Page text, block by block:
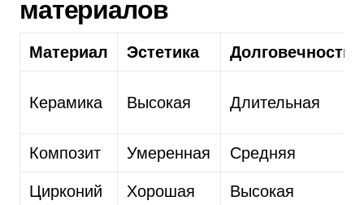
материалов
Материал Эстетика Долговечность
Керамика Высокая Длительная
Композит Умеренная
Средняя
Цирконий
Хорошая Высокая